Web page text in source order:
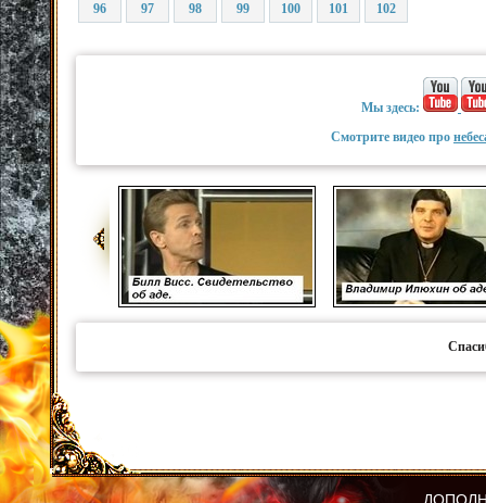
96 97 98 99 100 101 102
Мы здесь:
Смотрите видео про